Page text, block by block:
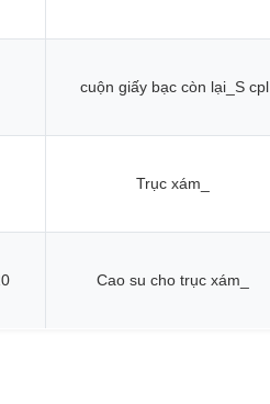
cuộn giấy bạc còn lại_S cpl
Trục xám_
Cao su cho trục xám_